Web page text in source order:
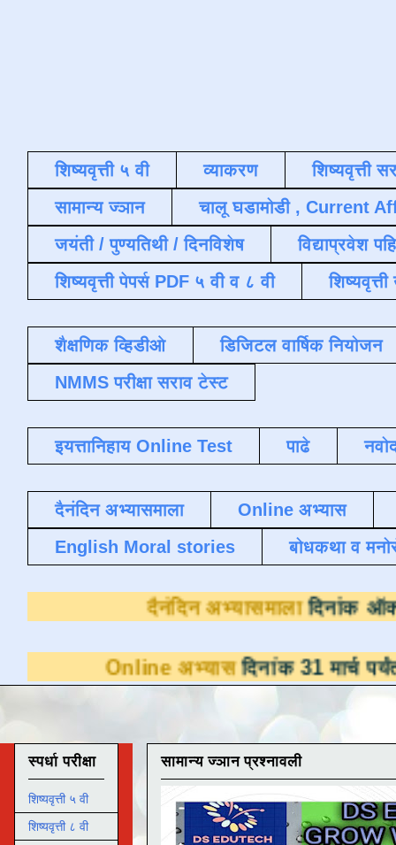
शिष्यवृत्ती ५ वी व्याकरण
शिष्यवृत्ती
सामान्य ज्ञान
चालू घडामोडी , Current
जयंती / पुण्यतिथी / दिनविशेष
विद्याप्रवेश
शिष्यवृत्ती पेपर्स PDF ५ वी व ८ वी
शैक्षणिक व्हिडीओ
डिजिटल वार्षिक नियोजन
NMMS परीक्षा सराव टेस्ट
इयत्तानिहाय Online Test पाढे
दैनंदिन अभ्यासमाला
Online अभ्यास
English Moral stories
बोधकथा व
दैनंदिन
अभ्यासदिनांक 31 मार्च पर्यंत
सामान्य ज्ञान प्रश्नावली
स्पर्धा परीक्षा
शिष्यवृत्ती ५ वी
शिष्यवृत्ती ८ वी